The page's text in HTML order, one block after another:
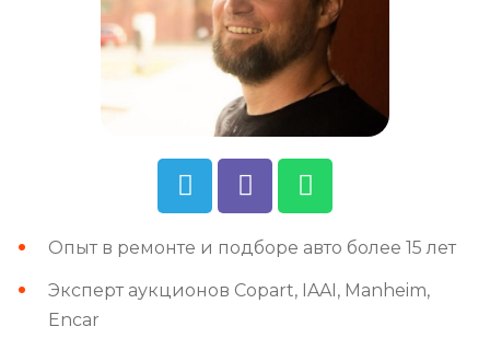
Опыт в ремонте и подборе авто более 15 лет
Эксперт аукционов Copart, IAAI, Manheim,
Encar